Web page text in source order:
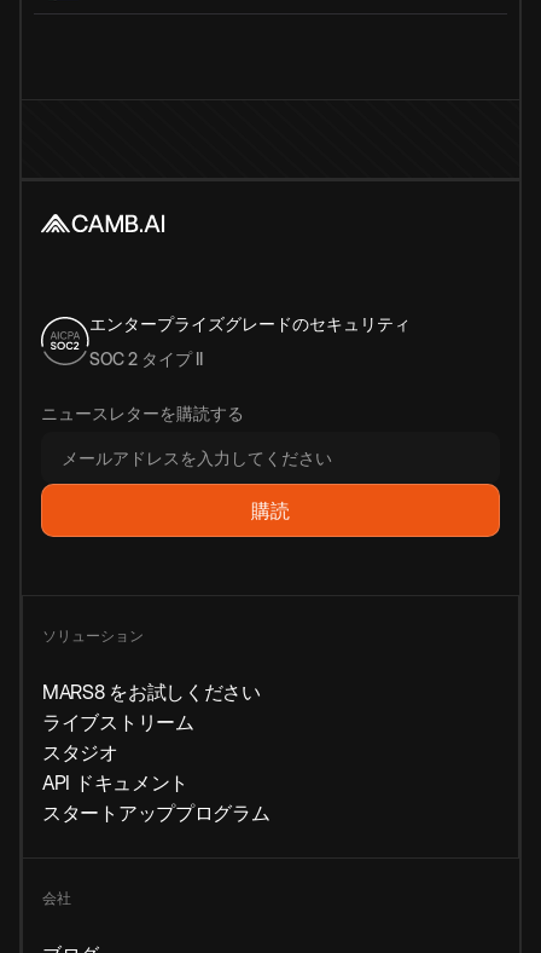
エンタープライズグレードのセキュリティ
SOC 2 タイプ II
ニュースレターを購読する
ソリューション
MARS8 をお試しください
ライブストリーム
スタジオ
API ドキュメント
スタートアッププログラム
会社